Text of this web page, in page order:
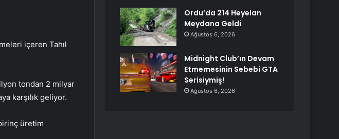
içeren Tahıl
tondan 2 milyar
karşılık geliyor.
üretim
Ordu’da 214 Heyelan
Meydana Geldi
Ağustos 6, 2026
Midnight Club’ın Devam
Etmemesinin Sebebi GTA
Serisiymiş!
Ağustos 6, 2026